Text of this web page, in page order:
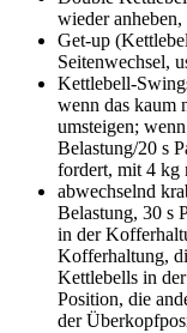
wieder anheben,
Get-up
Seitenwechsel,
Kettlebell-
wenn das kaum
umsteigen;
Belastung/20 s
fordert, mit 4 kg
abwechselnd
Belastung, 30 s
in der
Kofferhaltung,
Kettlebells in
Position, die
der